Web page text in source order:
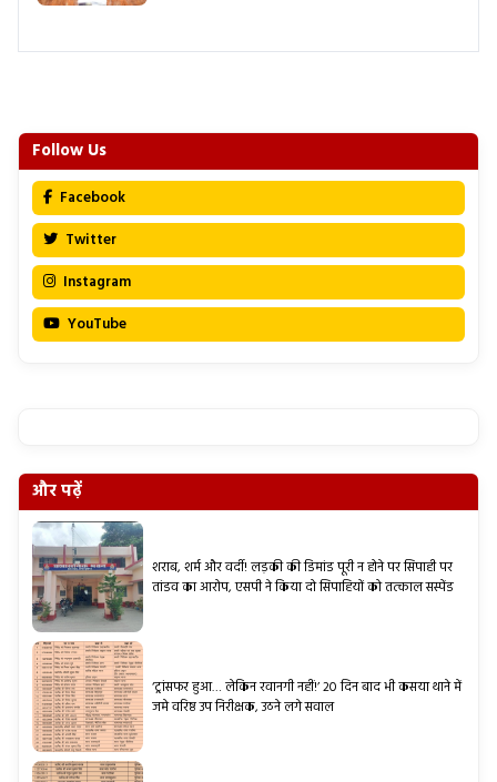
Follow Us
Facebook
Twitter
Instagram
YouTube
और पढ़ें
शराब, शर्म और वर्दी! लड़की की डिमांड पूरी न होने पर सिपाही पर
तांडव का आरोप, एसपी ने किया दो सिपाहियों को तत्काल सस्पेंड
‘ट्रांसफर हुआ… लेकिन रवानगी नहीं!’ 20 दिन बाद भी कसया थाने में
जमे वरिष्ठ उप निरीक्षक, उठने लगे सवाल